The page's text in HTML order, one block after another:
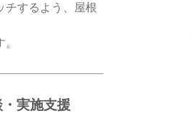
チするよう、屋根
実施支援